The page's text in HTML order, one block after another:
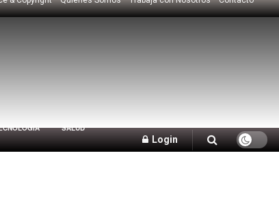
SALUD
Login